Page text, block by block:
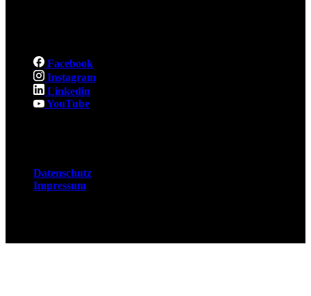
Facebook
Instagram
Linkedin
YouTube
Datenschutz
Impressum